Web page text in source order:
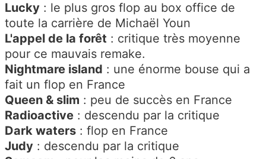
Lucky : le plus gros flop au box office de
toute la carrière de Michaël Youn
L'appel de la forêt : critique très moyenne
pour ce mauvais remake.
Nightmare island : une énorme bouse qui a
fait un flop en France
Queen & slim : peu de succès en France
Radioactive : descendu par la critique
Dark waters : flop en France
Judy : descendu par la critique